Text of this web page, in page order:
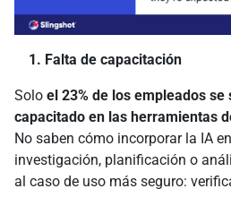
1. Falta de capacitación
Solo el 23% de los empleados
capacitado en las herramientas
No saben cómo incorporar la IA
investigación, planificación o
al caso de uso más seguro: